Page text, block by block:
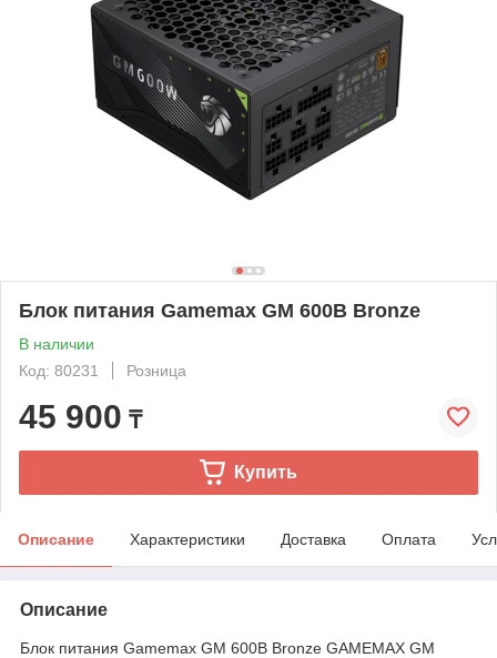
Блок питания Gamemax GM 600B Bronze
В наличии
Код: 80231
Розница
45 900 ₸
Купить
Описание Характеристики Доставка Оплата
Описание
Блок питания Gamemax GM 600B Bronze GAMEMAX GM